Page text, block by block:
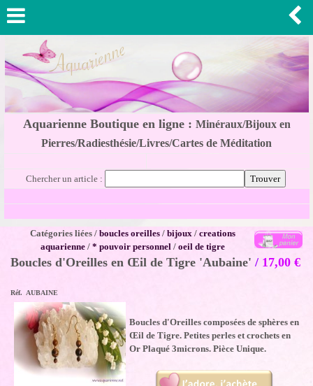
Aquarienne Boutique en ligne : Minéraux/Bijoux en
Pierres/Radiesthésie/Livres/Cartes de Méditation
Chercher un article :
Catégories liées / boucles oreilles/ bijoux/ creations
aquarienne/ * pouvoir personnel/ oeil de tigre
Boucles d'Oreilles en Œil de Tigre 'Aubaine' / 17,00 €
Réf. AUBAINE
Boucles d'Oreilles composées de sphères en
Œil de Tigre. Petites perles et crochets en
Or Plaqué 3microns. Pièce Unique.